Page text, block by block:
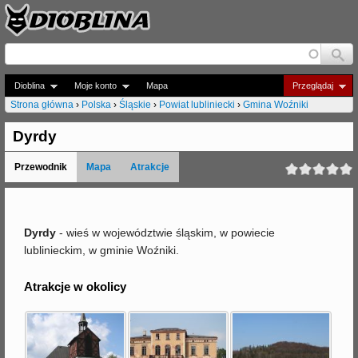
Jump to navigation
Dioblina Moje konto Przeglądaj
Mapa
J
e
s
Strona główna › Polska › Śląskie › Powiat lubliniecki › Gmina Woźniki
Dyrdy
Przewodnik Mapa Atrakcje
Dyrdy - wieś w województwie śląskim, w powiecie
lublinieckim, w gminie Woźniki.
Atrakcje w okolicy